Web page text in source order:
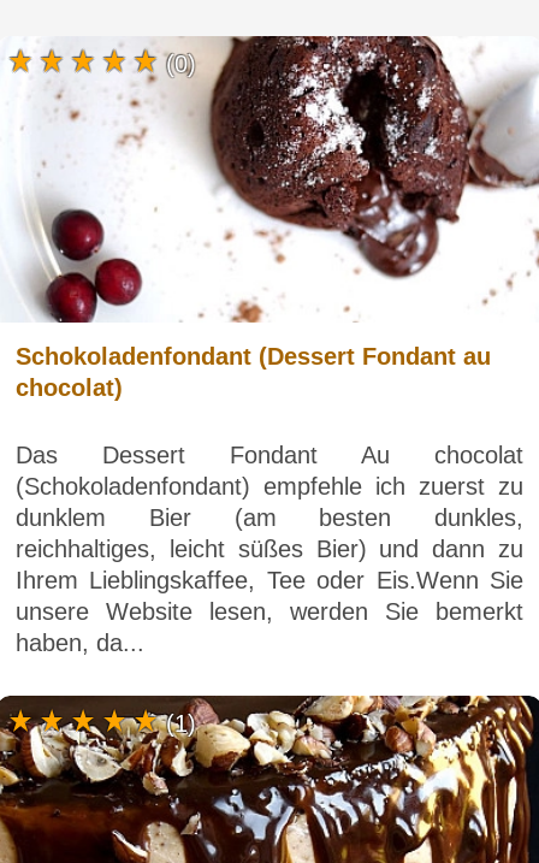
Schokoladenfondant (Dessert Fondant au
chocolat)
Das Dessert Fondant Au chocolat
(Schokoladenfondant) empfehle ich zuerst zu
dunklem Bier (am besten dunkles,
reichhaltiges, leicht süßes Bier) und dann zu
Ihrem Lieblingskaffee, Tee oder Eis.Wenn Sie
unsere Website lesen, werden Sie bemerkt
haben, da...
(0)
(1)